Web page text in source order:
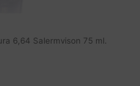
6,64 Salermvison 75 ml.